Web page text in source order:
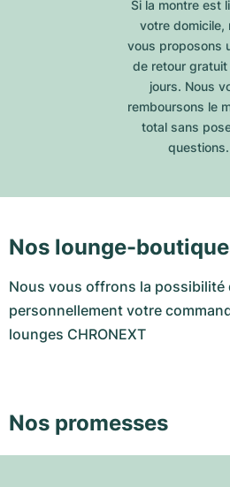
Si la montre est
votre domicile,
vous proposons
de retour gratuit
jours. Nous
remboursons le
total sans
questions.
Nos lounge-
Nous vous offrons la possibilité
personnellement votre
lounges CHRONEXT
Nos promesses